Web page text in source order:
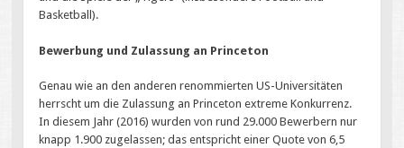
Basketball).
Bewerbung und Zulassung an Princeton
Genau wie an den anderen renommierten US-Universitäten
herrscht um die Zulassung an Princeton extreme Konkurrenz.
In diesem Jahr (2016) wurden von rund 29.000 Bewerbern nur
knapp 1.900 zugelassen; das entspricht einer Quote von 6,5